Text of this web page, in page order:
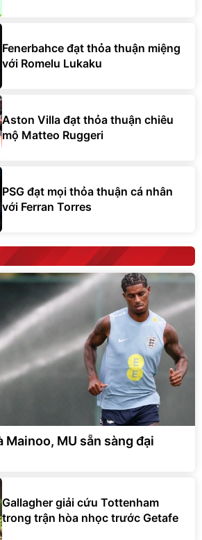
Fenerbahce đạt thỏa thuận miệng
với Romelu Lukaku
Aston Villa đạt thỏa thuận chiêu
mộ Matteo Ruggeri
PSG đạt mọi thỏa thuận cá nhân
với Ferran Torres
Mainoo, MU sẵn sàng đại
Gallagher giải cứu Tottenham
trong trận hòa nhọc trước Getafe